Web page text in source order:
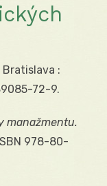
Bratislava :
72-9.
manažmentu.
978-80-